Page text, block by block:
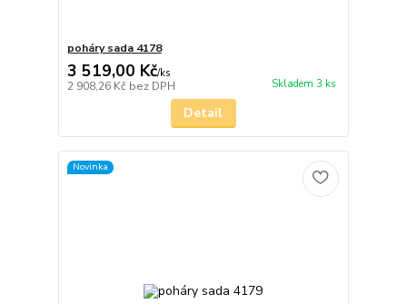
poháry sada 4178
3 519,00 Kč/ks
2 908,26 Kč bez DPH Skladem 3 ks
Detail
Novinka